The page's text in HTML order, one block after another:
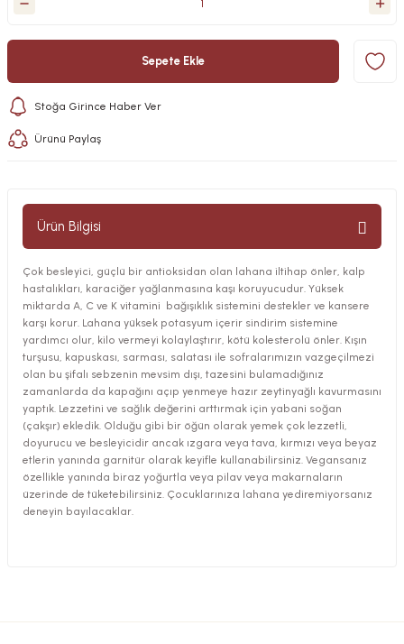
Sepete Ekle
Stoğa Girince Haber Ver
Ürünü Paylaş
Ürün Bilgisi
Çok besleyici, güçlü bir antioksidan olan lahana iltihap önler, kalp
hastalıkları, karaciğer yağlanmasına kaşı koruyucudur. Yüksek
miktarda A, C ve K vitamini bağışıklık sistemini destekler ve kansere
karşı korur. Lahana yüksek potasyum içerir sindirim sistemine
yardımcı olur, kilo vermeyi kolaylaştırır, kötü kolesterolü önler. Kışın
turşusu, kapuskası, sarması, salatası ile sofralarımızın vazgeçilmezi
olan bu şifalı sebzenin mevsim dışı, tazesini bulamadığınız
zamanlarda da kapağını açıp yenmeye hazır zeytinyağlı kavurmasını
yaptık. Lezzetini ve sağlık değerini arttırmak için yabani soğan
(çakşır) ekledik. Olduğu gibi bir öğün olarak yemek çok lezzetli,
doyurucu ve besleyicidir ancak ızgara veya tava, kırmızı veya beyaz
etlerin yanında garnitür olarak keyifle kullanabilirsiniz. Vegansanız
özellikle yanında biraz yoğurtla veya pilav veya makarnaların
üzerinde de tüketebilirsiniz. Çocuklarınıza lahana yediremiyorsanız
deneyin bayılacaklar.